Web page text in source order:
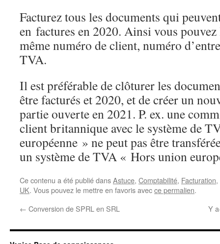
Facturez tous les documents qui
en factures en 2020. Ainsi vous pouvez
même numéro de client, numéro
TVA.
Il est préférable de clôturer les
être facturés et 2020, et de créer un
partie ouverte en 2021. P. ex. une
client britannique avec le système de
européenne » ne peut pas être
un système de TVA « Hors union
Ce contenu a été publié dansAstuce, Comptabilité, Facturation
UK. Vous pouvez le mettre en favoris avecce permalien.
← Conversion de SPRL en SRL Y